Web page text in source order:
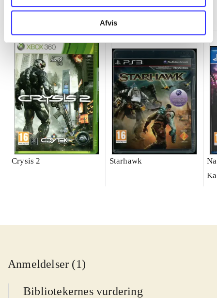
Afvis
Minder om
Crysis 2 Starhawk
Anmeldelser (1)
Bibliotekernes vurdering